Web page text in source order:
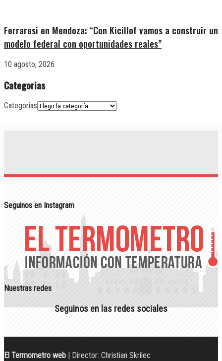
Ferraresi en Mendoza: “Con Kicillof vamos a construir un
modelo federal con oportunidades reales”
10 agosto, 2026
Categorias
Categorias
Seguinos en Instagram
Nuestras redes
Seguinos en las redes sociales
El Termometro web | Director: Christian Skrilec